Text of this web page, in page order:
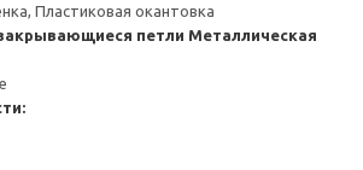
Пластиковая окантовка
петли Металлическая